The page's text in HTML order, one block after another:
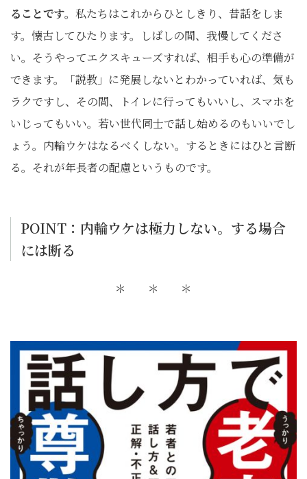
ることです。 私たちはこれからひとしきり、昔話をしま
す。懐古してひたります。しばしの間、我慢してくださ
い。そうやってエクスキューズすれば、相手も心の準備が
できます。「説教」に発展しないとわかっていれば、気も
ラクですし、その間、トイレに行ってもいいし、スマホを
いじってもいい。若い世代同士で話し始めるのもいいでし
ょう。内輪ウケはなるべくしない。するときにはひと言断
る。それが年長者の配慮というものです。
POINT：内輪ウケは極力しない。する場合
には断る
＊ ＊ ＊